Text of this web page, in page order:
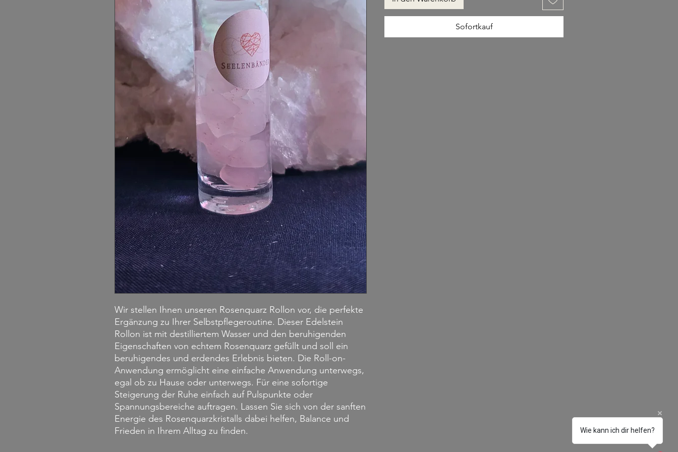
Wir stellen Ihnen unseren Rosenquarz Rollon vor, die perfekte
Ergänzung zu Ihrer Selbstpflegeroutine. Dieser Edelstein
Rollon ist mit destilliertem Wasser und den beruhigenden
Eigenschaften von echtem Rosenquarz gefüllt und soll ein
beruhigendes und erdendes Erlebnis bieten. Die Roll-on-
Anwendung ermöglicht eine einfache Anwendung unterwegs,
egal ob zu Hause oder unterwegs. Für eine sofortige
Steigerung der Ruhe einfach auf Pulspunkte oder
Spannungsbereiche auftragen. Lassen Sie sich von der sanften
Energie des Rosenquarzkristalls dabei helfen, Balance und
Frieden in Ihrem Alltag zu finden.
Sofortkauf
Wie kann ich dir helfen?